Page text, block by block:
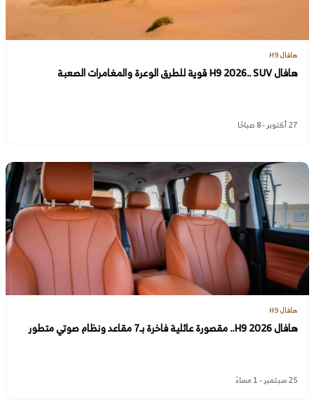
هافال H9
هافال H9 2026.. SUV قوية للطرق الوعرة والمغامرات الصعبة
27 أكتوبر - 8 صباحًا
هافال H9
هافال H9 2026.. مقصورة عائلية فاخرة بـ7 مقاعد ونظام صوتي متطور
25 سبتمبر - 1 مساءً